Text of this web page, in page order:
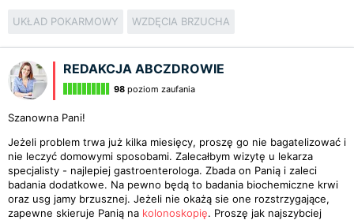
UKŁAD POKARMOWY WZDĘCIA BRZUCHA
REDAKCJA ABCZDROWIE
98 poziom zaufania
Szanowna Pani!
Jeżeli problem trwa już kilka miesięcy, proszę go nie bagatelizować i
nie leczyć domowymi sposobami. Zalecałbym wizytę u lekarza
specjalisty - najlepiej gastroenterologa. Zbada on Panią i zaleci
badania dodatkowe. Na pewno będą to badania biochemiczne krwi
oraz usg jamy brzusznej. Jeżeli nie okażą sie one rozstrzygające,
zapewne skieruje Panią na kolonoskopię. Proszę jak najszybciej